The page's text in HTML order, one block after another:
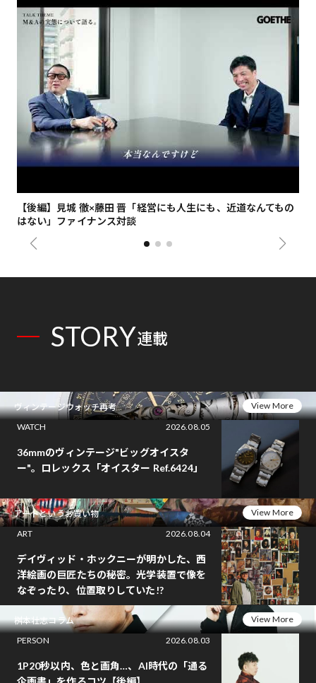
【後編】見城 徹×藤田 晋「経営にも人生にも、近道なんてもの
はない」ファイナンス対談
STORY連載
ヴィンテージウォッチ再考
View More
WATCH
2026.08.05
36mmのヴィンテージ"ビッグオイスタ
ー"。ロレックス「オイスター Ref.6424」
アートというお買い物
View More
ART
2026.08.04
デイヴィッド・ホックニーが明かした、西
洋絵画の巨匠たちの秘密。光学装置で像を
なぞったり、位置取りしていた!?
桝本壮志コラム
View More
PERSON
2026.08.03
1P20秒以内、色と画角…、AI時代の「通る